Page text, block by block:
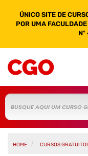
ÚNICO SITE DE
POR UMA
HOME CURSOS